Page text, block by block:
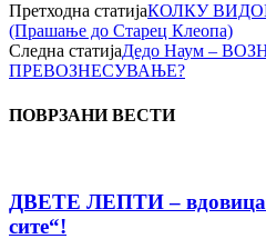
Претходна статијаКОЛКУ
(Прашање до Старец Клеопа)
Следна статијаДедо Наум –
ПРЕВОЗНЕСУВАЊЕ?
ПОВРЗАНИ ВЕСТИ
ДВЕТЕ ЛЕПТИ –
сите“!